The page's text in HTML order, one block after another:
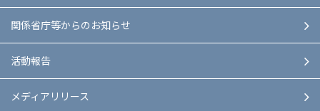
関係省庁等からのお知らせ
活動報告
メディアリリース